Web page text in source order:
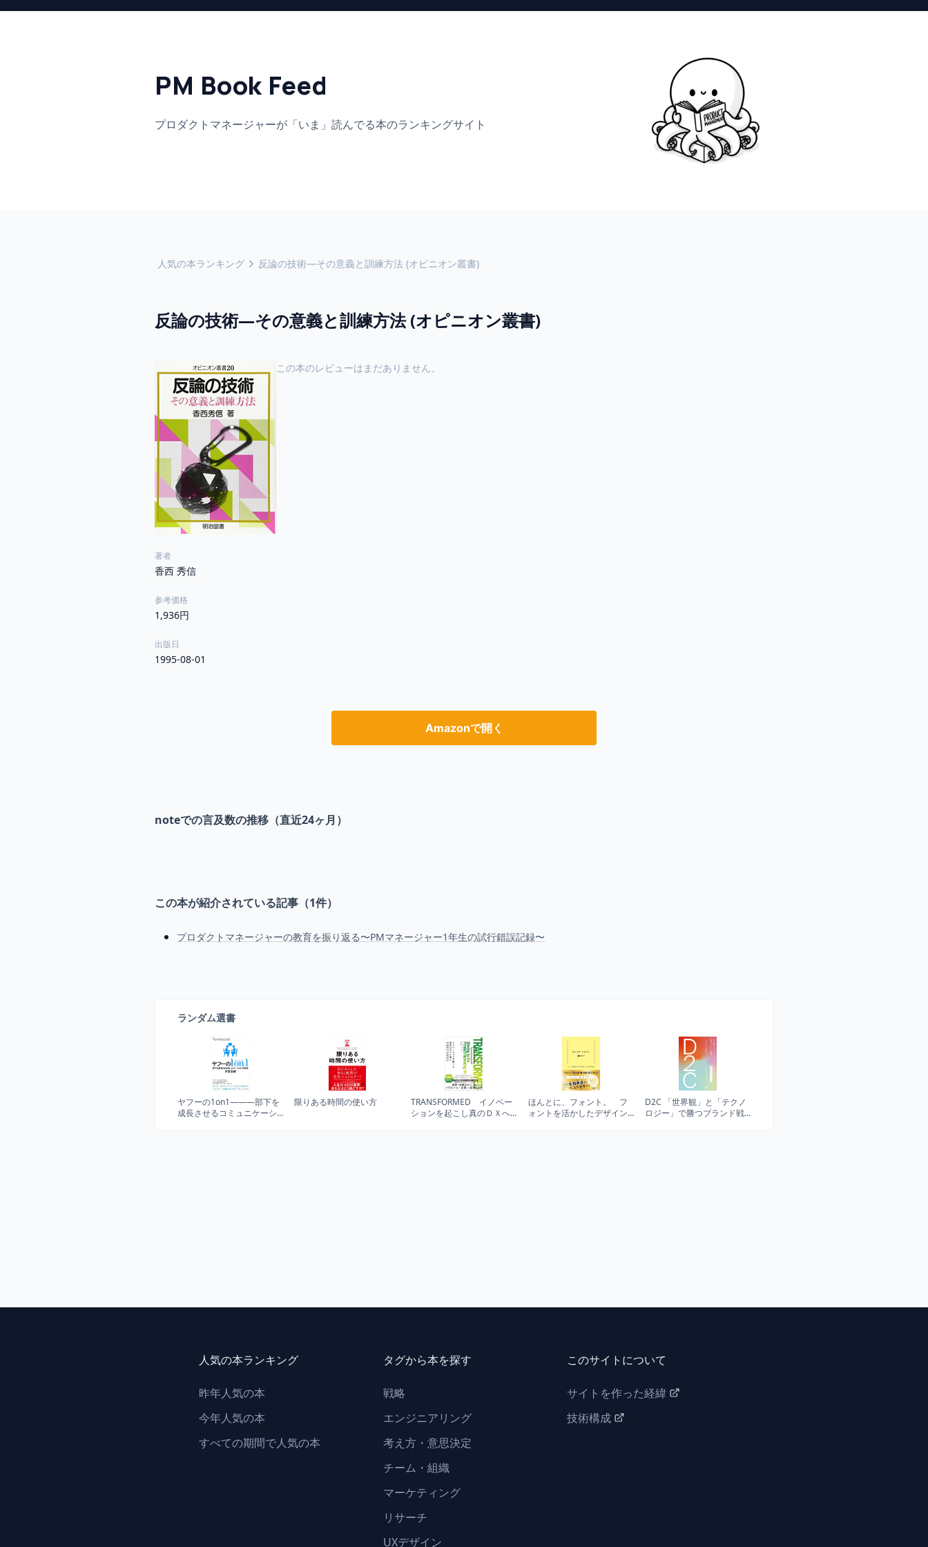
PM Book Feed
プロダクトマネージャーが「いま」 読んでる本のランキングサイト
人気の本ランキング 反論の技術―その意義と訓練方法 (オピニオン叢書)
反論の技術―その意義と訓練方法 (オピニオン叢書)
著者
香西 秀信
参考価格
1,936円
出版日
1995-08-01
この本のレビューはまだありません。
Amazonで開く
noteでの言及数の推移（直近24ヶ月）
この本が紹介されている記事（1件）
プロダクトマネージャーの教育を振り返る〜PMマネージャー1年生の試行錯誤記録〜
ランダム選書
ヤフーの1on1―――部下を
成長させるコミュニケーシ
限りある時間の使い方
TRANSFORMED イノベー
ションを起こし真のＤＸへ
ほんとに、フォント。 フ
ォントを活かしたデザイン
D2C 「世界観」と「テクノ
ロジー」で勝つブランド戦
人気の本ランキング
昨年人気の本
今年人気の本
すべての期間で人気の本
タグから本を探す
戦略
エンジニアリング
考え方・意思決定
チーム・組織
マーケティング
リサーチ
UXデザイン
このサイトについて
サイトを作った経緯
技術構成